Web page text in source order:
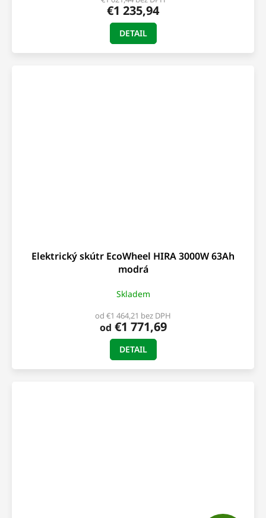
O
€1 235,94
DETAIL
Elektrický skútr EcoWheel HIRA 3000W 63Ah
modrá
Skladem
od €1 464,21 bez DPH
od €1 771,69
DETAIL